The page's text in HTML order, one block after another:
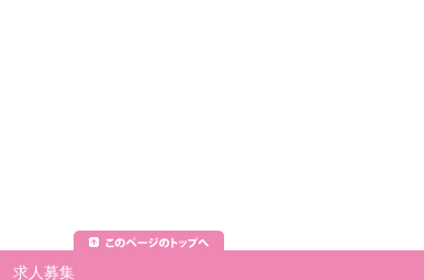
求人募集